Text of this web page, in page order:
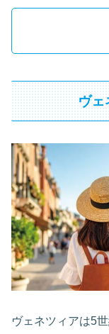
ヴェ
ヴェネツィアは5